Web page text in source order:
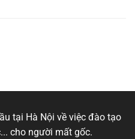
tại Hà Nội về việc đào tạo
cho người mất gốc.